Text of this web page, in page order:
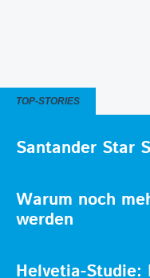
TOP-STORIES
Santander Star
Warum noch
werden
Helvetia-